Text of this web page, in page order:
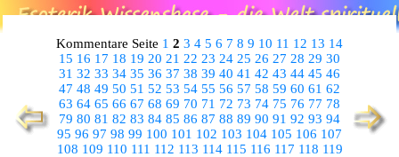
Kommentare Seite 1 2 3 4 5 6 7 8 9 10 11 12 13 14
15 16 17 18 19 20 21 22 23 24 25 26 27 28 29 30
31 32 33 34 35 36 37 38 39 40 41 42 43 44 45 46
47 48 49 50 51 52 53 54 55 56 57 58 59 60 61 62
63 64 65 66 67 68 69 70 71 72 73 74 75 76 77 78
79 80 81 82 83 84 85 86 87 88 89 90 91 92 93 94
95 96 97 98 99 100 101 102 103 104 105 106 107
108 109 110 111 112 113 114 115 116 117 118 119